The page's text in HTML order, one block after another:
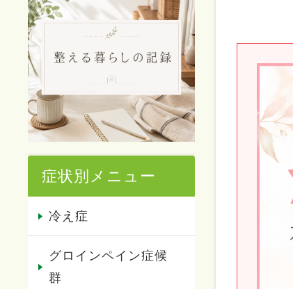
症状別メニュー
冷え症
グロインペイン症候
群